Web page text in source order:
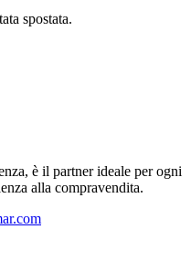
spostata.
è il partner ideale per ogni
alla compravendita.